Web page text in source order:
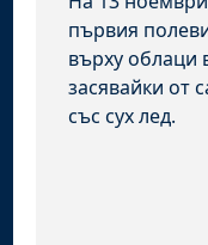
първия
върху облаци
засявайки от
със сух лед.